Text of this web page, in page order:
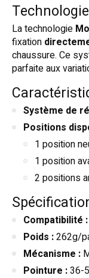
La technologie
fixation
chaussure. Ce
parfaite aux
Système de
Positions
1 position
1 position
2 positions
Compatibilité :
Poids :262g/
Mécanisme :
Pointure :36-